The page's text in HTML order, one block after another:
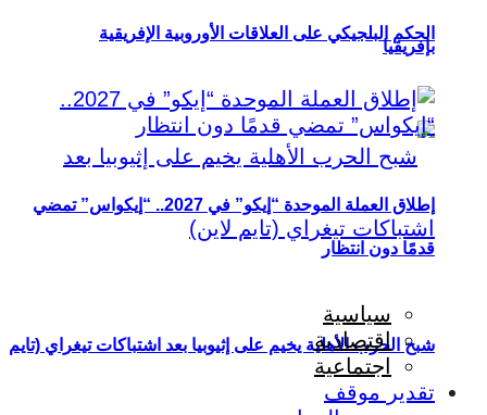
بإفريقيا
شبح الحرب الأهلية يخيم على إثيوبيا بعد اشتباكات تيغراي (تايم
الحكم البلجيكي على العلاقات الأوروبية الإفريقية
إطلاق العملة الموحدة “إيكو” في 2027.. “إيكواس” تمضي
قدمًا دون انتظار
سياسية
اقتصادية
اجتماعية
تقدير موقف